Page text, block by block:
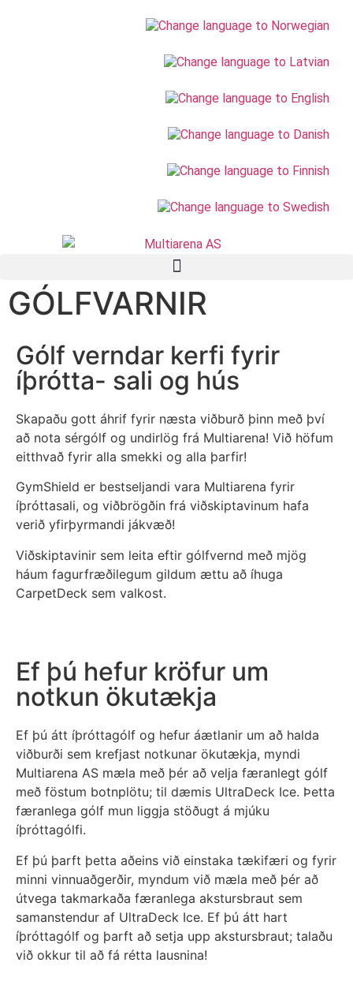
GÓLFVARNIR
Gólf verndar kerfi fyrir
íþrótta- sali og hús
Skapaðu gott áhrif fyrir næsta viðburð þinn með því
að nota sérgólf og undirlög frá Multiarena! Við höfum
eitthvað fyrir alla smekki og alla þarfir!
GymShield er bestseljandi vara Multiarena fyrir
íþróttasali, og viðbrögðin frá viðskiptavinum hafa
verið yfirþyrmandi jákvæð!
Viðskiptavinir sem leita eftir gólfvernd með mjög
háum fagurfræðilegum gildum ættu að íhuga
CarpetDeck sem valkost.
Ef þú hefur kröfur um
notkun ökutækja
Ef þú átt íþróttagólf og hefur áætlanir um að halda
viðburði sem krefjast notkunar ökutækja, myndi
Multiarena AS mæla með þér að velja færanlegt gólf
með föstum botnplötu; til dæmis UltraDeck Ice. Þetta
færanlega gólf mun liggja stöðugt á mjúku
íþróttagólfi.
Ef þú þarft þetta aðeins við einstaka tækifæri og fyrir
minni vinnuaðgerðir, myndum við mæla með þér að
útvega takmarkaða færanlega akstursbraut sem
samanstendur af UltraDeck Ice. Ef þú átt hart
íþróttagólf og þarft að setja upp akstursbraut; talaðu
við okkur til að fá rétta lausnina!